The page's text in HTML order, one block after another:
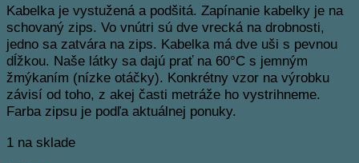
Kabelka je vystužená a podšitá. Zapínanie kabelky je na
schovaný zips. Vo vnútri sú dve vrecká na drobnosti,
jedno sa zatvára na zips. Kabelka má dve uši s pevnou
dĺžkou. Naše látky sa dajú prať na 60°C s jemným
žmýkaním (nízke otáčky). Konkrétny vzor na výrobku
závisí od toho, z akej časti metráže ho vystrihneme.
Farba zipsu je podľa aktuálnej ponuky.
1 na sklade